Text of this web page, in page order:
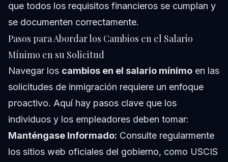
que todos los requisitos financieros se cumplan y
se documenten correctamente.
Pasos para Abordar los Cambios en el Salario
Mínimo en su Solicitud
Navegar los cambios en el salario mínimo en las
solicitudes de inmigración requiere un enfoque
proactivo. Aquí hay pasos clave que los
individuos y los empleadores deben tomar:
Manténgase Informado: Consulte regularmente
los sitios web oficiales del gobierno, como USCIS